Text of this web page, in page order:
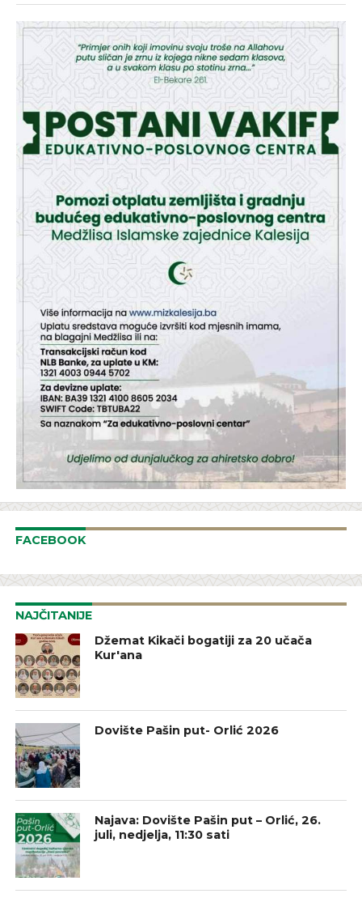
FACEBOOK
NAJČITANIJE
Džemat Kikači bogatiji za 20 učača
Kur'ana
Dovište Pašin put- Orlić 2026
Najava: Dovište Pašin put – Orlić, 26.
juli, nedjelja, 11:30 sati